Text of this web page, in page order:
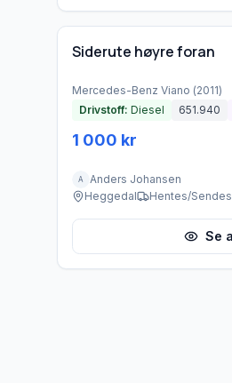
Siderute høyre foran
Mercedes-Benz Viano (2011)
Drivstoff: Diesel 651.940
1 000 kr
A
Anders Johansen
Heggedal
Hentes/Sendes
Se